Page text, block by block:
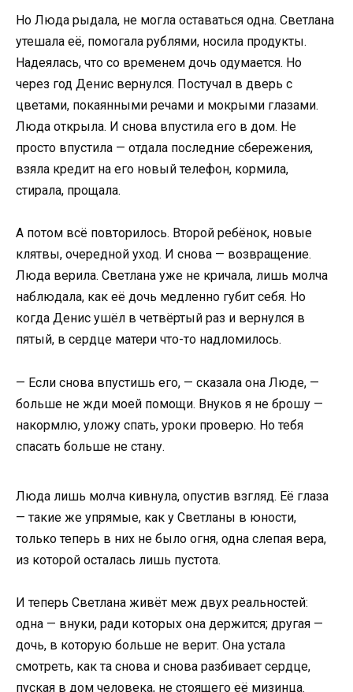
Но Люда рыдала, не могла оставаться одна. Светлана
утешала её, помогала рублями, носила продукты.
Надеялась, что со временем дочь одумается. Но
через год Денис вернулся. Постучал в дверь с
цветами, покаянными речами и мокрыми глазами.
Люда открыла. И снова впустила его в дом. Не
просто впустила — отдала последние сбережения,
взяла кредит на его новый телефон, кормила,
стирала, прощала.
А потом всё повторилось. Второй ребёнок, новые
клятвы, очередной уход. И снова — возвращение.
Люда верила. Светлана уже не кричала, лишь молча
наблюдала, как её дочь медленно губит себя. Но
когда Денис ушёл в четвёртый раз и вернулся в
пятый, в сердце матери что-то надломилось.
— Если снова впустишь его, — сказала она Люде, —
больше не жди моей помощи. Внуков я не брошу —
накормлю, уложу спать, уроки проверю. Но тебя
спасать больше не стану.
Люда лишь молча кивнула, опустив взгляд. Её глаза
— такие же упрямые, как у Светланы в юности,
только теперь в них не было огня, одна слепая вера,
из которой осталась лишь пустота.
И теперь Светлана живёт меж двух реальностей:
одна — внуки, ради которых она держится; другая —
дочь, в которую больше не верит. Она устала
смотреть, как та снова и снова разбивает сердце,
пуская в дом человека, не стоящего её мизинца.